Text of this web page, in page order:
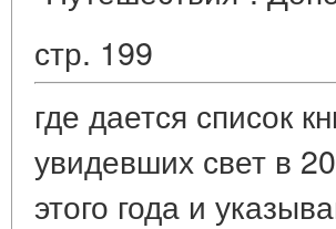
стр. 199
где дается список
увидевших свет в
этого года и